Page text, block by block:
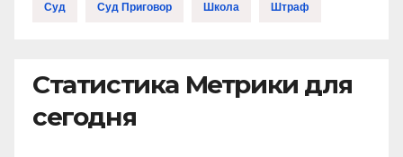
Суд Суд Приговор Школа Штраф
Статистика Метрики для
сегодня